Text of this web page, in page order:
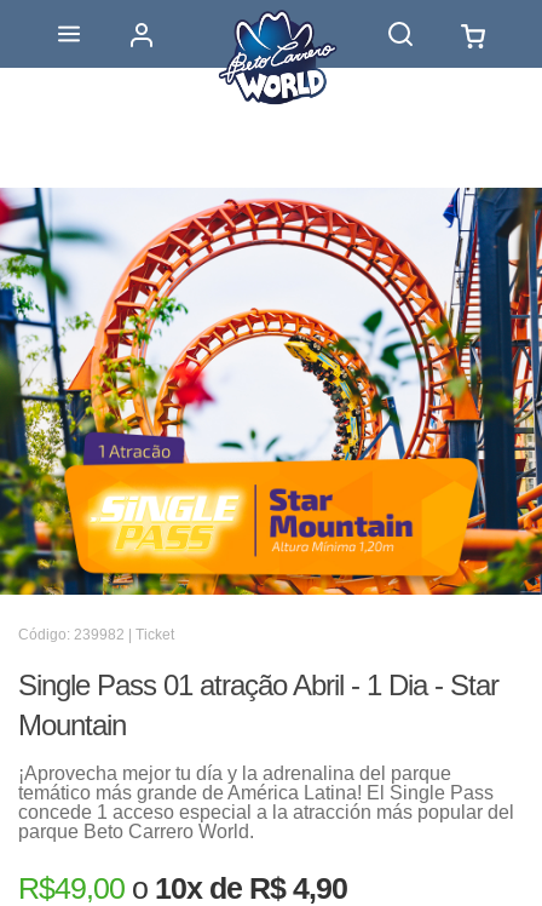
Código: 239982 | Ticket
Single Pass 01 atração Abril - 1 Dia - Star
Mountain
¡Aprovecha mejor tu día y la adrenalina del parque
temático más grande de América Latina! El Single Pass
concede 1 acceso especial a la atracción más popular del
parque Beto Carrero World.
R$49,00 o 10x de R$ 4,90